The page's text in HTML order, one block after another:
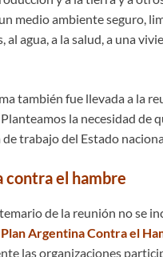
medio ambiente seguro,
al agua, a la salud, a una
también fue llevada a la
la necesidad de
de trabajo del Estado
contra el hambre
de la reunión no se
Plan Argentina Contra el
las organizaciones